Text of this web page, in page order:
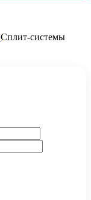
Сплит-системы